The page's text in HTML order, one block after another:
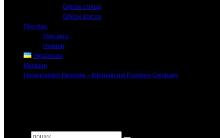
Офісні стільці
Офісні Крісла
Про Нас
Контакти
Новини
Українська
Магазин
Homeinside® Bespoke – International Furniture Company